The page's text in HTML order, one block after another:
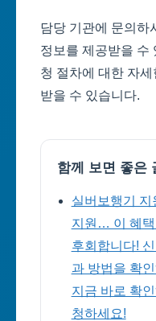
담당 기관에 문의하
정보를 제공받을 수
청 절차에 대한 자세
받을 수 있습니다.
함께 보면 좋은
실버보행기 지
지원… 이 혜택
후회합니다!
과 방법을 확
지금 바로 확
청하세요!